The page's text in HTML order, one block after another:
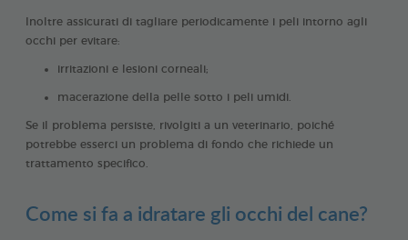
Inoltre assicurati di tagliare periodicamente i peli intorno agli
occhi per evitare:
irritazioni e lesioni corneali;
macerazione della pelle sotto i peli umidi.
Se il problema persiste, rivolgiti a un veterinario, poiché
potrebbe esserci un problema di fondo che richiede un
trattamento specifico.
Come si fa a idratare gli occhi del cane?